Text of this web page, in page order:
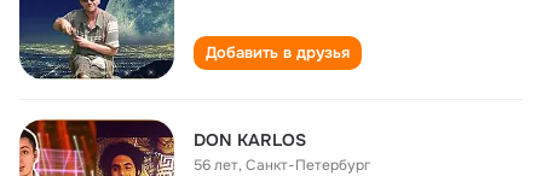
Добавить в друзья
DON KARLOS
56 лет,Санкт-Петербург